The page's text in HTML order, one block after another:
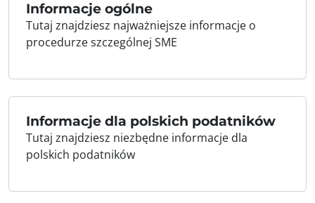
Informacje ogólne
Tutaj znajdziesz najważniejsze informacje o
procedurze szczególnej SME
Informacje dla polskich podatników
Tutaj znajdziesz niezbędne informacje dla
polskich podatników